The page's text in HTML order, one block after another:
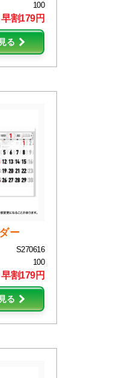
100
早割179円
る
ー
S270616
100
早割179円
る